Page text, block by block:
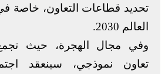
تحديد قطاعات التعاون، خاصة
العالم 2030.
وفي مجال الهجرة، حيث تجمع
تعاون نموذجي، سينعقد